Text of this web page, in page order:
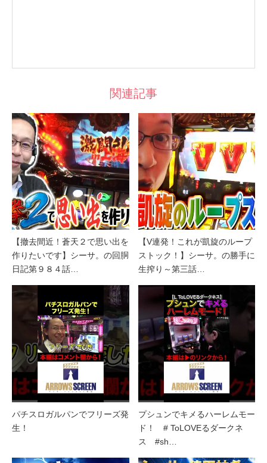
関連記事
【撤去間近！蒼天２で思い出を
作りたいです】シーサ。の回胴
日記第９８４話…
【V連発！これが凱旋のループ
ストック！】シーサ。の勝手に
生搾り～第三話…
パチスロガルパンでフリーズ発
生！
プシュンでキメるハーレムモー
ド！ # ToLOVEるダークネ
ス #sh…